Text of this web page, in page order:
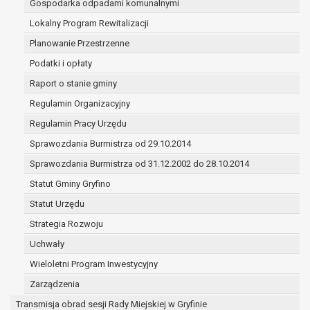
Gospodarka odpadami komunalnymi
Lokalny Program Rewitalizacji
Planowanie Przestrzenne
Podatki i opłaty
Raport o stanie gminy
Regulamin Organizacyjny
Regulamin Pracy Urzędu
Sprawozdania Burmistrza od 29.10.2014
Sprawozdania Burmistrza od 31.12.2002 do 28.10.2014
Statut Gminy Gryfino
Statut Urzędu
Strategia Rozwoju
Uchwały
Wieloletni Program Inwestycyjny
Zarządzenia
Transmisja obrad sesji Rady Miejskiej w Gryfinie
(merytorycznych), a także obowiązków i
zadań zleconych przez instytucje
nadrzędne wobec Gminy;
zawarcia i realizacji umów;
ochrony żywotnych interesów osoby, której
dane dotyczą, lub innej osoby fizycznej;
wykonania zadania realizowanego w
interesie publicznym lub w ramach
sprawowania władzy publicznej
powierzonej administratorowi;
w pozostałych przypadkach dane osobowe
przetwarzane są wyłącznie na podstawie
wcześniej udzielonej zgody w zakresie i celu
określonym w treści zgody.
W związku z przetwarzaniem danych w celu
wskazanym w pkt. 3, dane osobowe mogą być
udostępniane innym upoważnionym odbiorcom lub
kategoriom odbiorców danych osobowych.
Odbiorcami mogą być:
podmioty, które przetwarzają dane